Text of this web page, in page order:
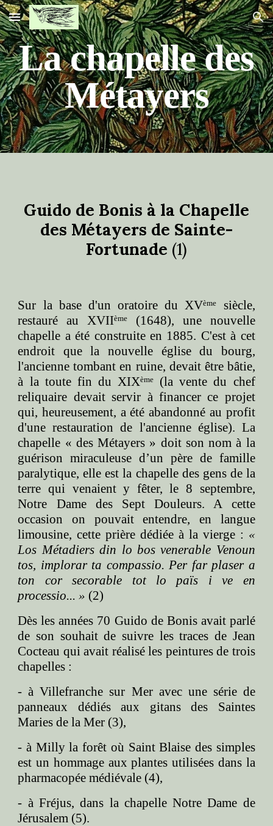
Skip to main content Skip to navigation
La chapelle des
Métayers
Guido de Bonis à la Chapelle
des Métayers de Sainte-
Fortunade (1)
Sur la base d'un oratoire du XVème
siècle,
restauré au XVIIème
(1648), une nouvelle
chapelle a été construite en 1885. C'est à cet
endroit que la nouvelle église du bourg,
l'ancienne tombant en ruine, devait être bâtie,
à la toute fin du XIXème
(la vente du chef
reliquaire devait servir à financer ce projet
qui, heureusement, a été abandonné au profit
d'une restauration de l'ancienne église). La
chapelle « des Métayers » doit son nom à la
guérison miraculeuse d’un père de famille
paralytique, elle est la chapelle des gens de la
terre qui venaient y fêter, le 8 septembre,
Notre Dame des Sept Douleurs. A cette
occasion on pouvait entendre, en langue
limousine, cette prière dédiée à la vierge : «
Los Métadiers din lo bos venerable Venoun
tos, implorar ta compassio. Per far plaser a
ton cor secorable tot lo païs i ve en
processio... » (2)
Dès les années 70 Guido de Bonis avait parlé
de son souhait de suivre les traces de Jean
Cocteau qui avait réalisé les peintures de trois
chapelles :
- à Villefranche sur Mer avec une série de
panneaux dédiés aux gitans des Saintes
Maries de la Mer (3),
- à Milly la forêt où Saint Blaise des simples
est un hommage aux plantes utilisées dans la
pharmacopée médiévale (4),
- à Fréjus, dans la chapelle Notre Dame de
Jérusalem (5).